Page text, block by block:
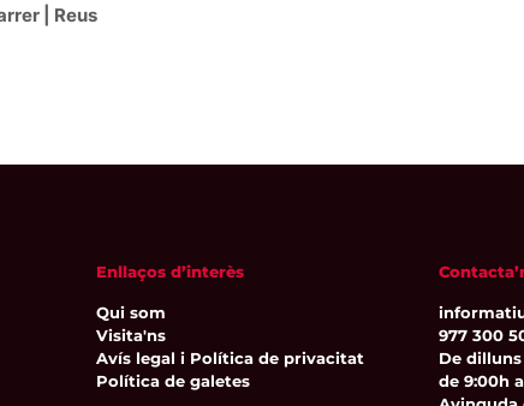
| Reus
Enllaços d’interès
Qui som
Visita'ns
Avís legal i Política de privacitat
Política de galetes
977 300
De
de 9:00h